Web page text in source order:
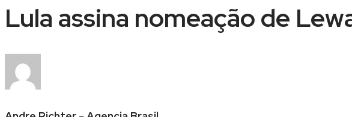
Lula assina nomeação de